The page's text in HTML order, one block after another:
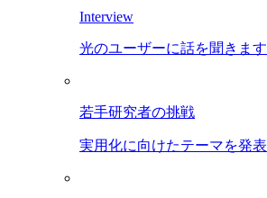
Interview
光のユーザーに話を聞きます
若手研究者の挑戦
実用化に向けたテーマを発表